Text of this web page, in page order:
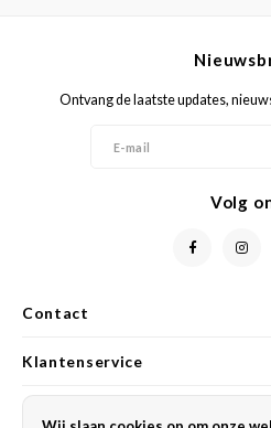
Contact
Ontvang de laatste updates,
Volg
Klantenservice